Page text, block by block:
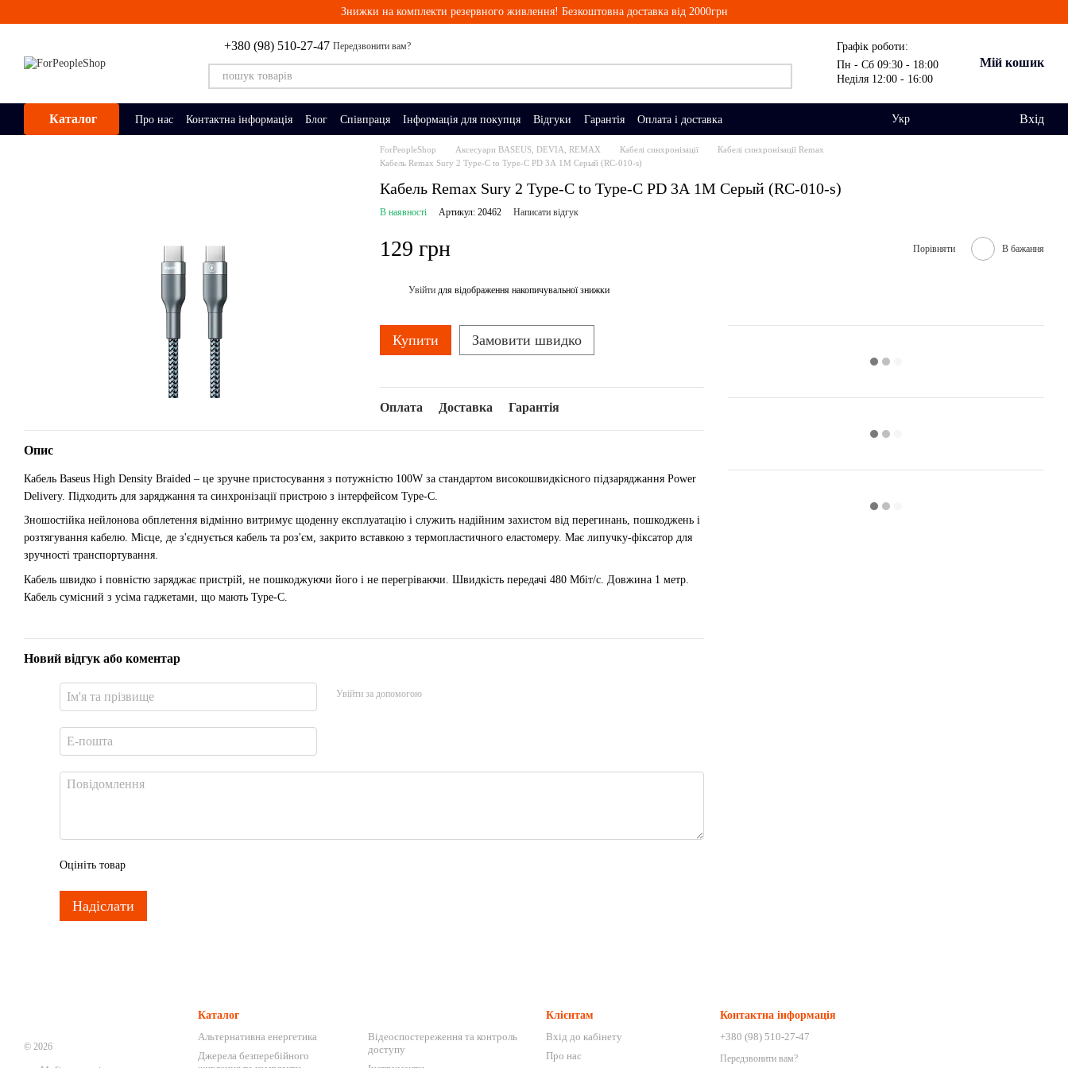
Знижки на комплекти резервного живлення! Безкоштовна доставка від 2000грн
+380 (98) 510-27-47 Передзвонити вам?
Графік роботи:
Пн - Сб 09:30 - 18:00
Неділя 12:00 - 16:00
Мій кошик
Каталог Про нас Контактна інформація Блог Співпраця Інформація для покупця Відгуки Гарантія Оплата і доставка Укр Вхід
ForPeopleShop Аксесуари BASEUS, DEVIA, REMAX Кабелі синхронізації
Кабелі синхронізації Remax
Кабель Remax Sury 2 Type-C to Type-C PD 3А 1M Серый (RC-010-s)
Кабель Remax Sury 2 Type-C to Type-C PD 3А 1M Серый (RC-010-s)
В наявності Артикул: 20462 Написати відгук
129 грн Порівняти В бажання
Увійти для відображення накопичувальної знижки
Купити Замовити швидко
Оплата Доставка Гарантія
Опис
Кабель Baseus High Density Braided – це зручне пристосування з потужністю 100W за стандартом високошвидкісного підзаряджання Power
Delivery. Підходить для заряджання та синхронізації пристрою з інтерфейсом Type-C.
Зношостійка нейлонова обплетення відмінно витримує щоденну експлуатацію і служить надійним захистом від перегинань, пошкоджень і
розтягування кабелю. Місце, де з'єднується кабель та роз'єм, закрито вставкою з термопластичного еластомеру. Має липучку-фіксатор для
зручності транспортування.
Кабель швидко і повністю заряджає пристрій, не пошкоджуючи його і не перегріваючи. Швидкість передачі 480 Мбіт/с. Довжина 1 метр.
Кабель сумісний з усіма гаджетами, що мають Type-C.
Новий відгук або коментар
Увійти за допомогою
Оцініть товар
Надіслати
© 2026
Каталог
Альтернативна енергетика
Джерела безперебійного
Відеоспостереження та контроль
доступу
Клієнтам
Вхід до кабінету
Про нас
Контактна інформація
+380 (98) 510-27-47
Передзвонити вам?